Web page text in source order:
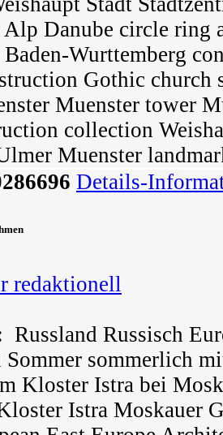
Alp Danube circle
Wurttemberg
Gothic church
Muenster tower
collection
Muenster
Details-
redaktionell
Russland Russisch
sommerlich
Kloster Istra bei
Istra Moskauer